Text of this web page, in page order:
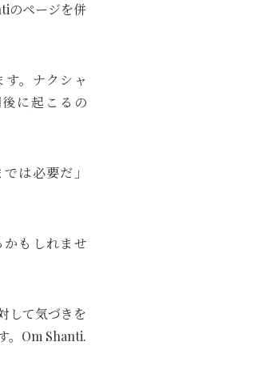
のページを併
。ナクシャ
に起こるの
は必要だ」
もしれませ
して気づきを
。Om Shanti.